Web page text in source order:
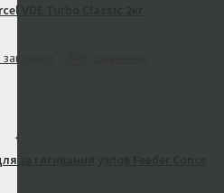
VDE Turbo Classic 2кг
затягивания узлов Feeder Concept